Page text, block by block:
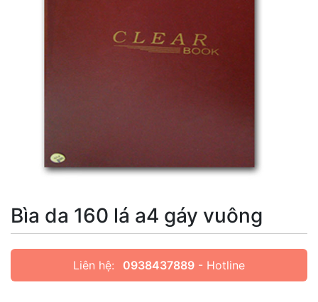
Bìa da 160 lá a4 gáy vuông
Liên hệ: 0938437889 - Hotline